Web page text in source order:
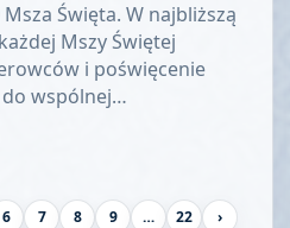
Święta. W najbliższą
Mszy Świętej
i poświęcenie
do wspólnej…
6 7 8 9 … 22 ›